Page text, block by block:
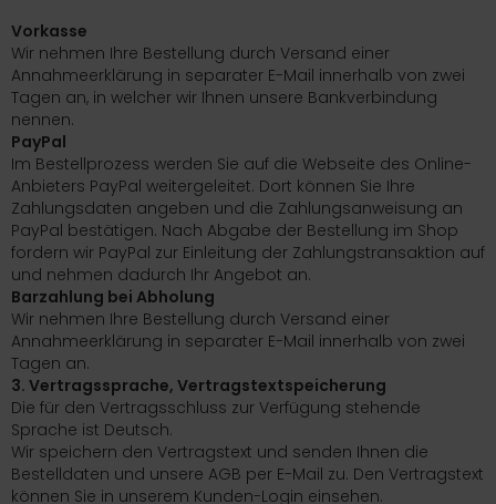
Vorkasse
Wir nehmen Ihre Bestellung durch Versand einer
Annahmeerklärung in separater E-Mail innerhalb von zwei
Tagen an, in welcher wir Ihnen unsere Bankverbindung
nennen.
PayPal
Im Bestellprozess werden Sie auf die Webseite des Online-
Anbieters PayPal weitergeleitet. Dort können Sie Ihre
Zahlungsdaten angeben und die Zahlungsanweisung an
PayPal bestätigen. Nach Abgabe der Bestellung im Shop
fordern wir PayPal zur Einleitung der Zahlungstransaktion auf
und nehmen dadurch Ihr Angebot an.
Barzahlung bei Abholung
Wir nehmen Ihre Bestellung durch Versand einer
Annahmeerklärung in separater E-Mail innerhalb von zwei
Tagen an.
3. Vertragssprache, Vertragstextspeicherung
Die für den Vertragsschluss zur Verfügung stehende
Sprache ist Deutsch.
Wir speichern den Vertragstext und senden Ihnen die
Bestelldaten und unsere AGB per E-Mail zu. Den Vertragstext
können Sie in unserem Kunden-Login einsehen.